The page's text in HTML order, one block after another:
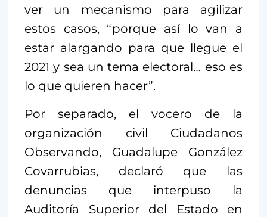
ver un mecanismo para agilizar
estos casos, “porque así lo van a
estar alargando para que llegue el
2021 y sea un tema electoral… eso es
lo que quieren hacer”.
Por separado, el vocero de la
organización civil Ciudadanos
Observando, Guadalupe González
Covarrubias, declaró que las
denuncias que interpuso la
Auditoría Superior del Estado en